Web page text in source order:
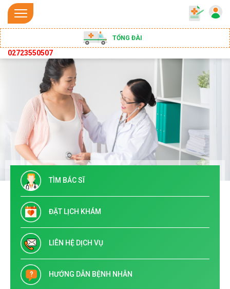
TỔNG ĐÀI
02723550507
TÌM BÁC SĨ
ĐẶT LỊCH KHÁM
LIÊN HỆ DỊCH VỤ
HƯỚNG DẪN BỆNH NHÂN